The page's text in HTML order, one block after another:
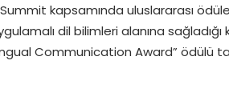
kapsamında uluslararası
dil bilimleri alanına
Communication Award” ödülü